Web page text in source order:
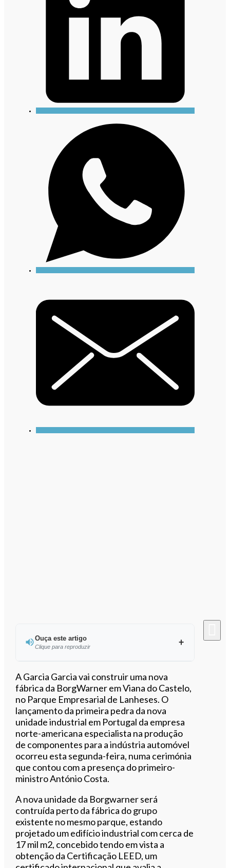
Ouça este artigo
Clique para reproduzir
Ouvir este artigo
A Garcia Garcia vai construir uma nova
fábrica da BorgWarner em Viana do Castelo,
no Parque Empresarial de Lanheses. O
lançamento da primeira pedra da nova
unidade industrial em Portugal da empresa
norte-americana especialista na produção
de componentes para a indústria automóvel
ocorreu esta segunda-feira, numa cerimónia
que contou com a presença do primeiro-
ministro António Costa.
A nova unidade da Borgwarner será
contruída perto da fábrica do grupo
existente no mesmo parque, estando
projetado um edifício industrial com cerca de
17 mil m2, concebido tendo em vista a
obtenção da Certificação LEED, um